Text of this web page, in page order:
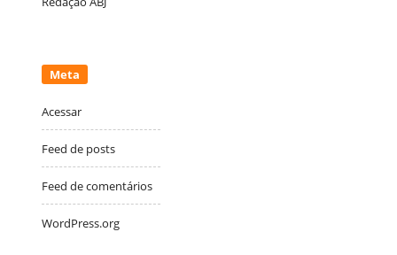
Meta
Acessar
Feed de posts
Feed de comentários
WordPress.org